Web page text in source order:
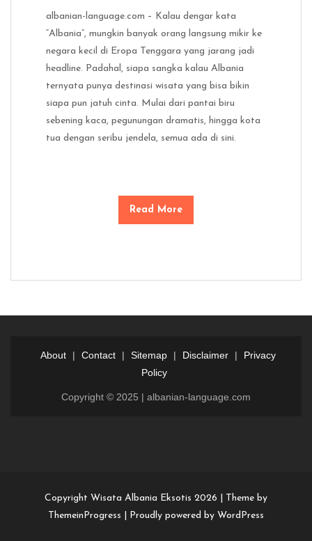
albanian-language.com – Kalau dengar kata
“Albania”, mungkin banyak orang langsung mikir ke
negara kecil di Eropa Tenggara yang jarang jadi
headline. Padahal, siapa sangka kalau Albania
ternyata punya destinasi wisata yang bisa bikin
siapa pun jatuh cinta. Mulai dari pantai biru
sebening kaca, pegunungan dramatis, hingga kota
tua dengan seribu jendela, semua ada di sini.
Read More
About | Contact | Sitemap | Disclaimer |
Privacy
Policy
Copyright © 2025 | albanian-language.com
Copyright Wisata Albania Eksotis 2026 |
Theme by
ThemeinProgress
Proudly powered by WordPress